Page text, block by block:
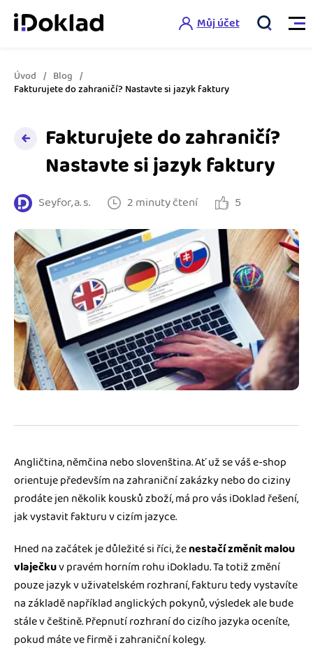
Vlastnosti
Správa kontaktů
Hlídání cashflow
Spolupráce s účetní
Výkazy pro úřady
Propojení na další systémy
Spřátelené účetní
Katalog doplňků
Ceník
Nápověda
Jak začít s iDokladem
Jak začít podnikat
Jak se vyznat ve fakturaci
Blog
mini akademie
Šablony faktur
Šablona pro plátce DPH
Šablona pro neplátce DPH
Registrovat ZDARMA
Můj účet
Úvod
Blog
Fakturujete do zahraničí? Nastavte si jazyk faktury
Fakturujete do zahraničí?
Nastavte si jazyk faktury
Seyfor, a. s. 2 minuty čtení 5
Angličtina, němčina nebo slovenština. Ať už se váš e-shop
orientuje především na zahraniční zakázky nebo do ciziny
prodáte jen několik kousků zboží, má pro vás iDoklad řešení,
jak vystavit fakturu v cizím jazyce.
Hned na začátek je důležité si říci, ženestačí změnit malou
vlaječkuv pravém horním rohu iDokladu. Ta totiž změní
pouze jazyk v uživatelském rozhraní, fakturu tedy vystavíte
na základě například anglických pokynů, výsledek ale bude
stále v češtině. Přepnutí rozhraní do cizího jazyka oceníte,
pokud máte ve firmě i zahraniční kolegy.